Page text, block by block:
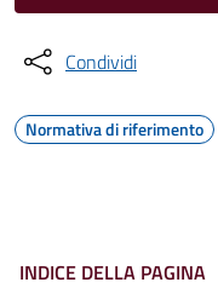
Condividi
Normativa di riferimento
INDICE DELLA PAGINA